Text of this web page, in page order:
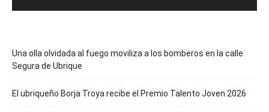
Una olla olvidada al fuego moviliza a los bomberos en la calle
Segura de Ubrique
El ubriqueño Borja Troya recibe el Premio Talento Joven 2026